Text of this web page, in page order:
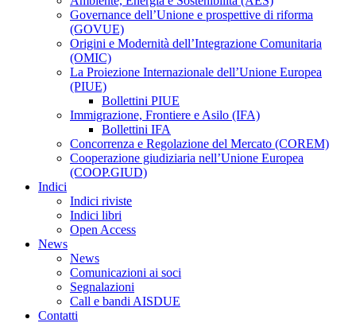
Governance dell’Unione e prospettive di riforma
(GOVUE)
Origini e Modernità dell’Integrazione Comunitaria
(OMIC)
La Proiezione Internazionale dell’Unione Europea
(PIUE)
Bollettini PIUE
Immigrazione, Frontiere e Asilo (IFA)
Bollettini IFA
Concorrenza e Regolazione del Mercato (COREM)
Cooperazione giudiziaria nell’Unione Europea
(COOP.GIUD)
Indici
Indici riviste
Indici libri
Open Access
News
News
Comunicazioni ai soci
Segnalazioni
Call e bandi AISDUE
Contatti